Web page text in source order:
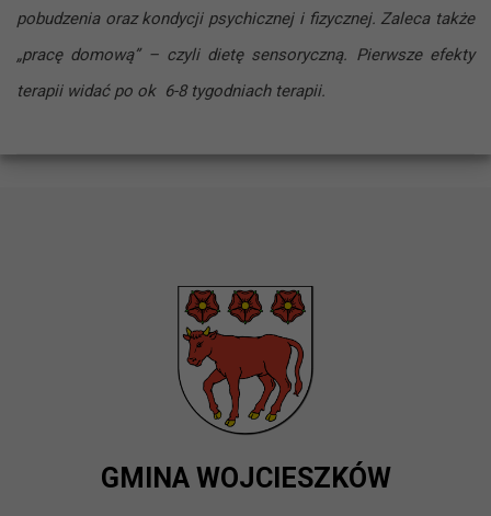
pobudzenia oraz kondycji psychicznej i fizycznej. Zaleca także
„pracę domową” – czyli dietę sensoryczną. Pierwsze efekty
terapii widać po ok 6-8 tygodniach terapii.
GMINA WOJCIESZKÓW